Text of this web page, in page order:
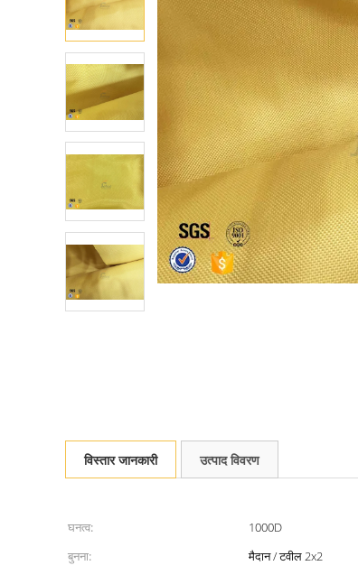
विस्तार जानकारी उत्पाद विवरण
घनत्व: 1000D
बुनना:
मैदान / टवील 2x2